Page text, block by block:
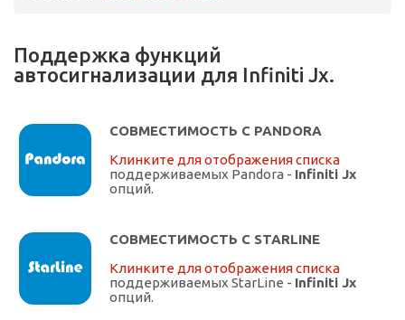
Поддержка функций
автосигнализации для Infiniti Jx.
СОВМЕСТИМОСТЬ С PANDORA
Клинките для отображения списка
поддерживаемых Pandora - Infiniti Jx
опций.
СОВМЕСТИМОСТЬ С STARLINE
Клинките для отображения списка
поддерживаемых StarLine - Infiniti Jx
опций.